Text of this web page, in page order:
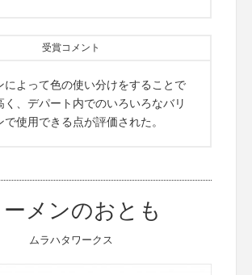
受賞コメント
によって色の使い分けをすることで
く、デパート内でのいろいろなバリ
で使用できる点が評価された。
ーメンのおとも
ムラハタワークス